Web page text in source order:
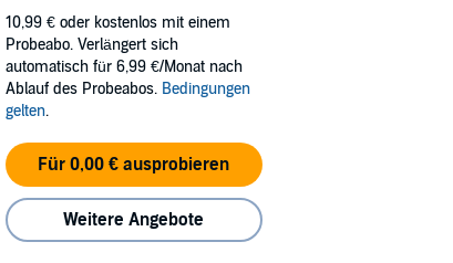
10,99 € oder kostenlos mit einem
Probeabo. Verlängert sich
automatisch für 6,99 €/Monat nach
Ablauf des Probeabos. Bedingungen
gelten.
Für 0,00 € ausprobieren
Weitere Angebote